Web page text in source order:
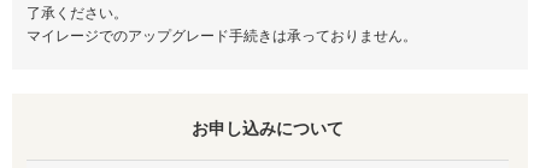
了承ください。
マイレージでのアップグレード手続きは承っておりません。
お申し込みについて